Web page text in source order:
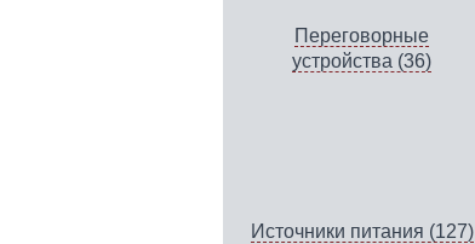
Переговорные
устройства (36)
Источники питания (127)